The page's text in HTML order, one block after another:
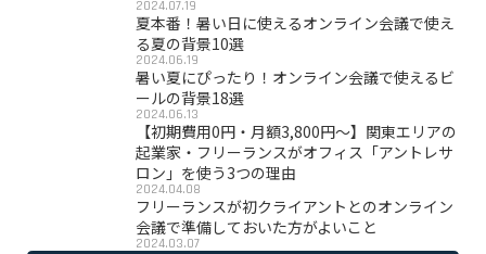
2024.07.19
夏本番！暑い日に使えるオンライン会議で使え
る夏の背景10選
2024.06.19
暑い夏にぴったり！オンライン会議で使えるビ
ールの背景18選
2024.06.13
【初期費用0円・月額3,800円〜】関東エリアの
起業家・フリーランスがオフィス「アントレサ
ロン」を使う3つの理由
2024.04.08
フリーランスが初クライアントとのオンライン
会議で準備しておいた方がよいこと
2024.03.07